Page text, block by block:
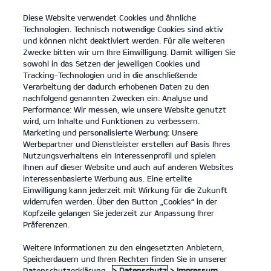
open
menu
KONTAKT
KONFIGURATOR
KONFIGURATOR
Gesamtpreis (UVP)**:23.790 €
Ausstattung
VORNE HINTEN
Diese Website verwendet Cookies und ähnliche
Technologien. Technisch notwendige Cookies sind aktiv
und können nicht deaktiviert werden. Für alle weiteren
Zwecke bitten wir um Ihre Einwilligung. Damit willigen Sie
sowohl in das Setzen der jeweiligen Cookies und
Tracking-Technologien und in die anschließende
Verarbeitung der dadurch erhobenen Daten zu den
nachfolgend genannten Zwecken ein: Analyse und
Performance: Wir messen, wie unsere Website genutzt
wird, um Inhalte und Funktionen zu verbessern.
Marketing und personalisierte Werbung: Unsere
Werbepartner und Dienstleister erstellen auf Basis Ihres
Nutzungsverhaltens ein Interessenprofil und spielen
Ihnen auf dieser Website und auch auf anderen Websites
interessenbasierte Werbung aus. Eine erteilte
Einwilligung kann jederzeit mit Wirkung für die Zukunft
widerrufen werden. Über den Button „Cookies“ in der
Kopfzeile gelangen Sie jederzeit zur Anpassung Ihrer
Präferenzen.
Weitere Informationen zu den eingesetzten Anbietern,
Speicherdauern und Ihren Rechten finden Sie in unserer